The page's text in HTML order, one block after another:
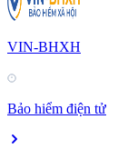
VIN-BHXH
Bảo hiểm điện tử